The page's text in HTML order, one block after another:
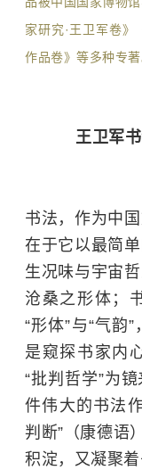
家研究·王卫军卷》
作品卷》等多种专著
王卫军
书法，作为中
在于它以最简
生况味与宇宙
沧桑之形体；
“形体”与“气韵
是窥探书家内
“批判哲学”为
件伟大的书法
判断”（康德语
积淀，又凝聚着